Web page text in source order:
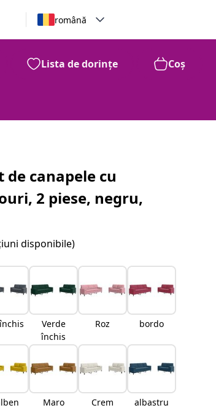
română
Lista de dorințe Coș
de canapele cu
2 piese, negru,
disponibile)
Verde
închis
Roz bordo
Maro Crem albastru